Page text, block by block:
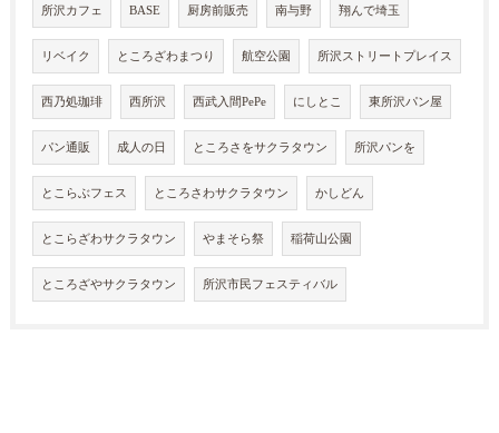
所沢カフェ BASE 厨房前販売 南与野 翔んで埼玉
リベイク ところざわまつり 航空公園 所沢ストリートプレイス
西乃処珈琲 西所沢 西武入間PePe にしとこ 東所沢パン屋
パン通販 成人の日 ところさをサクラタウン 所沢パンを
とこらぶフェス ところさわサクラタウン かしどん
とこらざわサクラタウン やまそら祭 稲荷山公園
ところざやサクラタウン 所沢市民フェスティバル